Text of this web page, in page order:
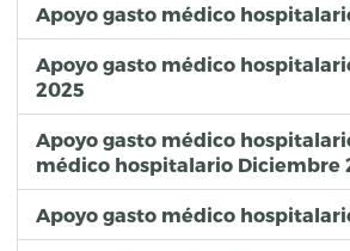
Apoyo gasto médico
Apoyo gasto médico
2025
Apoyo gasto médico
médico hospitalario Diciembre
Apoyo gasto médico